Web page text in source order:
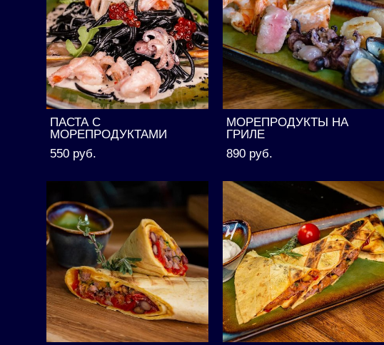
ПАСТА С
МОРЕПРОДУКТАМИ
550 pуб.
МОРЕПРОДУКТЫ НА
ГРИЛЕ
890 pуб.